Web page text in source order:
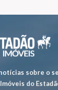
sobre o
do